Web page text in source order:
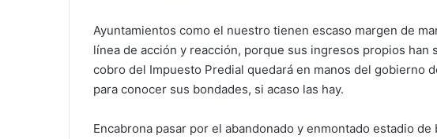
Ayuntamientos como el nuestro tienen escaso margen de
línea de acción y reacción, porque sus ingresos propios han
cobro del Impuesto Predial quedará en manos del gobierno
para conocer sus bondades, si acaso las hay.
Encabrona pasar por el abandonado y enmontado estadio de